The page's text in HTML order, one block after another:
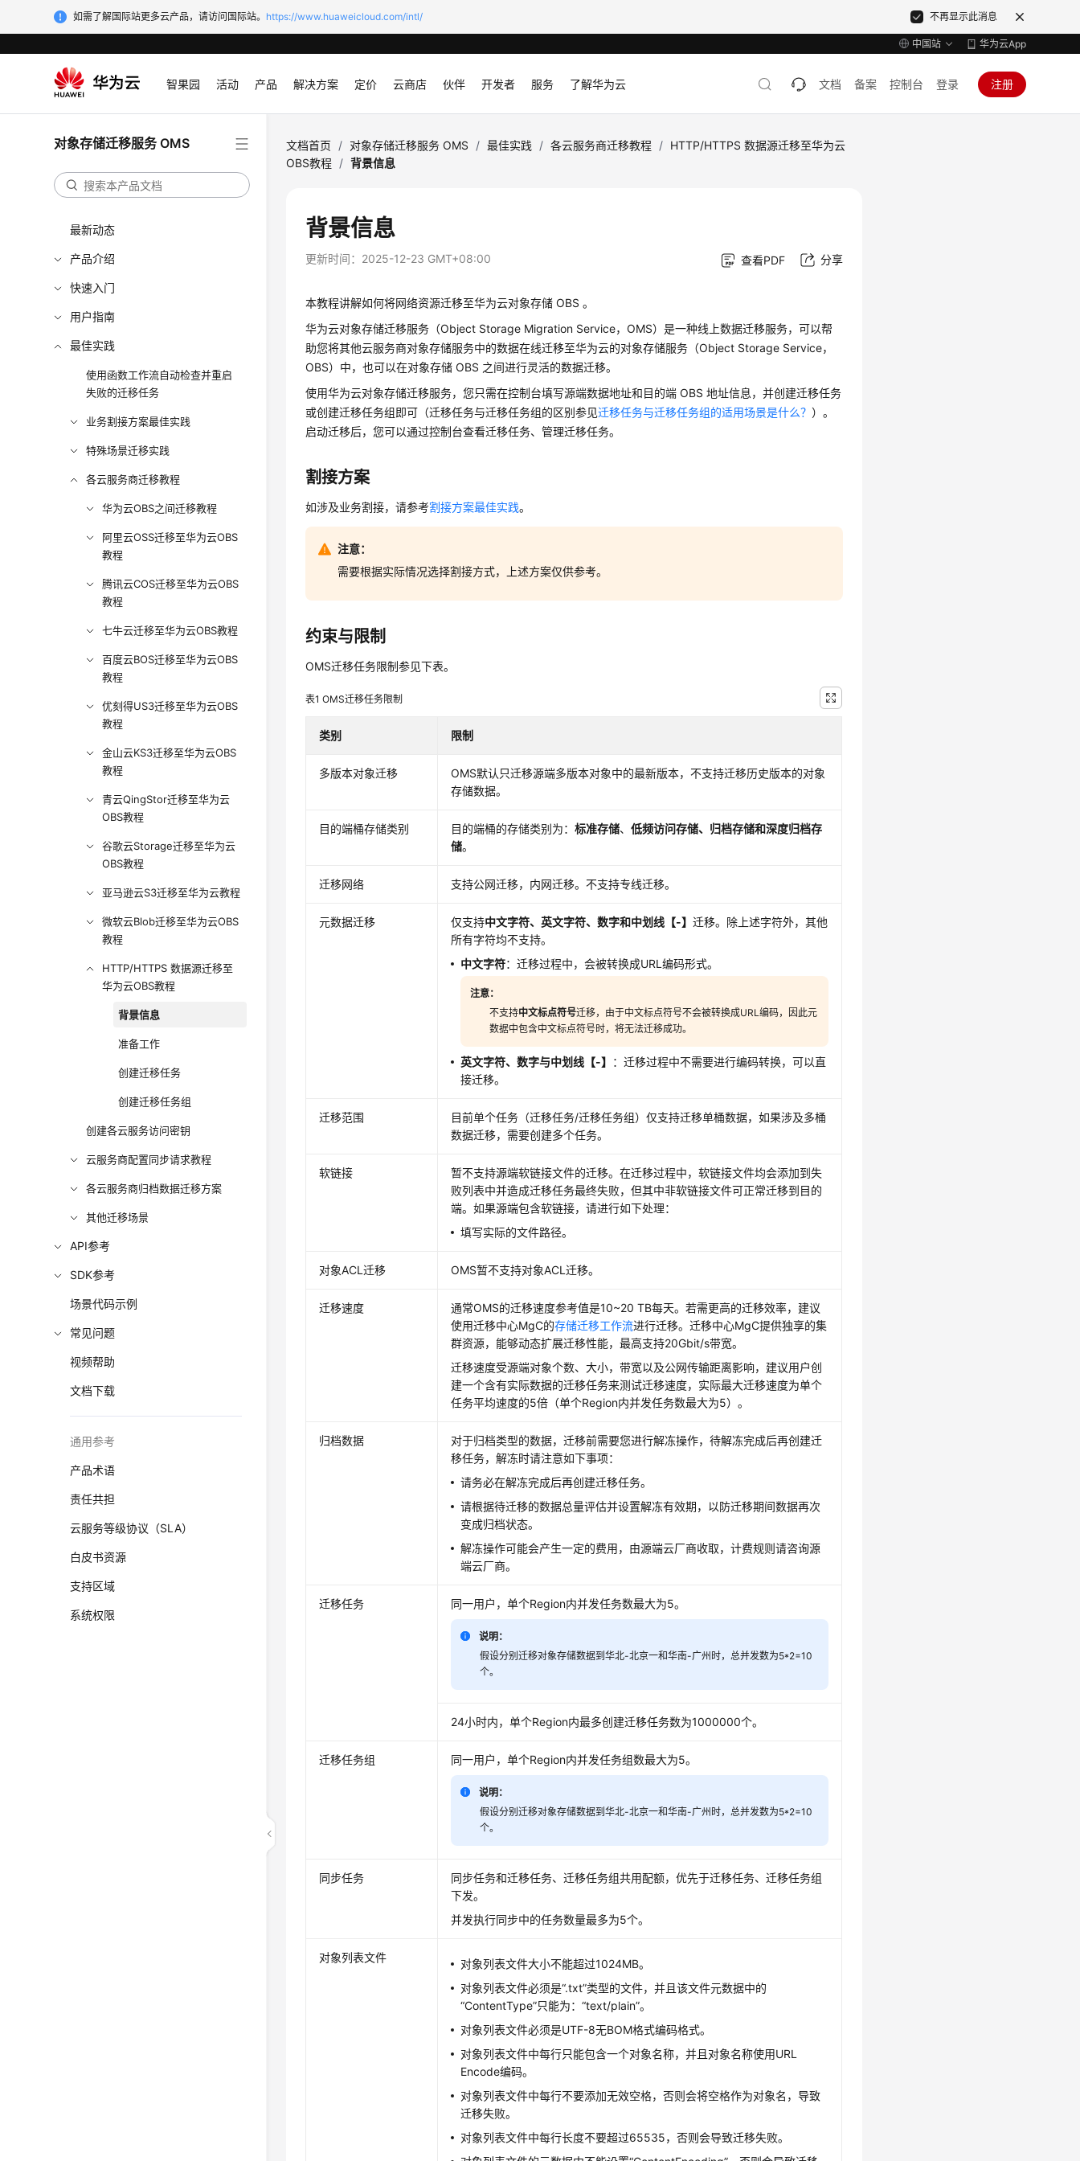
如需了解国际站更多云产品，请访问国际站。 https://www.huaweicloud.com/intl/ 不再显示此消息
中国站 华为云App
智果园 活动 产品 解决方案 定价 云商店 伙伴 开发者 服务 了解华为云 文档 备案 控制台 登录 注册
对象存储迁移服务 OMS
最新动态
产品介绍
快速入门
用户指南
最佳实践
使用函数工作流自动检查并重启
失败的迁移任务
业务割接方案最佳实践
特殊场景迁移实践
各云服务商迁移教程
华为云OBS之间迁移教程
阿里云OSS迁移至华为云OBS
教程
腾讯云COS迁移至华为云OBS
教程
七牛云迁移至华为云OBS教程
百度云BOS迁移至华为云OBS
教程
优刻得US3迁移至华为云OBS
教程
金山云KS3迁移至华为云OBS
教程
青云QingStor迁移至华为云
OBS教程
谷歌云Storage迁移至华为云
OBS教程
亚马逊云S3迁移至华为云教程
微软云Blob迁移至华为云OBS
教程
HTTP/HTTPS 数据源迁移至
华为云OBS教程
背景信息
准备工作
创建迁移任务
创建迁移任务组
创建各云服务访问密钥
云服务商配置同步请求教程
各云服务商归档数据迁移方案
其他迁移场景
API参考
SDK参考
场景代码示例
常见问题
视频帮助
文档下载
通用参考
产品术语
责任共担
云服务等级协议（SLA）
白皮书资源
支持区域
系统权限
文档首页 / 对象存储迁移服务 OMS / 最佳实践 / 各云服务商迁移教程 / HTTP/HTTPS 数据源迁移至华为云
OBS教程 / 背景信息
背景信息
更新时间： 2025-12-23 GMT+08:00 查看PDF 分享
本教程讲解如何将网络资源迁移至华为云对象存储 OBS 。
华为云对象存储迁移服务（Object Storage Migration Service，OMS）是一种线上数据迁移服务，可以帮
助您将其他云服务商对象存储服务中的数据在线迁移至华为云的对象存储服务（Object Storage Service，
OBS）中，也可以在对象存储 OBS 之间进行灵活的数据迁移。
使用华为云对象存储迁移服务，您只需在控制台填写源端数据地址和目的端 OBS 地址信息，并创建迁移任务
或创建迁移任务组即可（迁移任务与迁移任务组的区别参见迁移任务与迁移任务组的适用场景是什么？）。
启动迁移后，您可以通过控制台查看迁移任务、管理迁移任务。
割接方案
如涉及业务割接，请参考割接方案最佳实践。
注意：
需要根据实际情况选择割接方式，上述方案仅供参考。
约束与限制
OMS迁移任务限制参见下表。
表1OMS迁移任务限制
类别 限制
多版本对象迁移
OMS默认只迁移源端多版本对象中的最新版本，不支持迁移历史版本的对象
存储数据。
目的端桶存储类别 目的端桶的存储类别为：标准存储、低频访问存储、归档存储和深度归档存
储。
迁移网络 支持公网迁移，内网迁移。不支持专线迁移。
元数据迁移 仅支持中文字符、英文字符、数字和中划线【-】迁移。除上述字符外，其他
所有字符均不支持。
中文字符：迁移过程中，会被转换成URL编码形式。
注意：
不支持中文标点符号迁移，由于中文标点符号不会被转换成URL编码，因此元
数据中包含中文标点符号时，将无法迁移成功。
英文字符、数字与中划线【-】
：迁移过程中不需要进行编码转换，可以直
接迁移。
迁移范围
目前单个任务（迁移任务/迁移任务组）仅支持迁移单桶数据，如果涉及多桶
数据迁移，需要创建多个任务。
软链接
暂不支持源端软链接文件的迁移。在迁移过程中，软链接文件均会添加到失
败列表中并造成迁移任务最终失败，但其中非软链接文件可正常迁移到目的
端。如果源端包含软链接，请进行如下处理：
填写实际的文件路径。
对象ACL迁移 OMS暂不支持对象ACL迁移。
迁移速度
通常OMS的迁移速度参考值是10~20 TB每天。若需更高的迁移效率，建议
使用迁移中心MgC的存储迁移工作流进行迁移。迁移中心MgC提供独享的集
群资源，能够动态扩展迁移性能，最高支持20Gbit/s带宽。
迁移速度受源端对象个数、大小，带宽以及公网传输距离影响，建议用户创
建一个含有实际数据的迁移任务来测试迁移速度，实际最大迁移速度为单个
任务平均速度的5倍（单个Region内并发任务数最大为5）。
归档数据
对于归档类型的数据，迁移前需要您进行解冻操作，待解冻完成后再创建迁
移任务，解冻时请注意如下事项：
请务必在解冻完成后再创建迁移任务。
请根据待迁移的数据总量评估并设置解冻有效期，以防迁移期间数据再次
变成归档状态。
解冻操作可能会产生一定的费用，由源端云厂商收取，计费规则请咨询源
端云厂商。
迁移任务 同一用户，单个Region内并发任务数最大为5。
说明：
假设分别迁移对象存储数据到华北-北京一和华南-广州时，总并发数为5*2=10
个。
24小时内，单个Region内最多创建迁移任务数为1000000个。
迁移任务组 同一用户，单个Region内并发任务组数最大为5。
说明：
假设分别迁移对象存储数据到华北-北京一和华南-广州时，总并发数为5*2=10
个。
同步任务
同步任务和迁移任务、迁移任务组共用配额，优先于迁移任务、迁移任务组
下发。
并发执行同步中的任务数量最多为5个。
对象列表文件
对象列表文件大小不能超过1024MB。
对象列表文件必须是“.txt”类型的文件，并且该文件元数据中的
“ContentType”只能为：“text/plain”。
对象列表文件必须是UTF-8无BOM格式编码格式。
对象列表文件中每行只能包含一个对象名称，并且对象名称使用URL
Encode编码。
对象列表文件中每行不要添加无效空格，否则会将空格作为对象名，导致
迁移失败。
对象列表文件中每行长度不要超过65535，否则会导致迁移失败。